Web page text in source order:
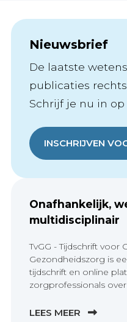
Nieuwsbrief
De laatste
publicaties
Schrijf je nu in
INSCHRIJVEN
Onafhankelijk,
multidisciplinair
TvGG - Tijdschrift voor
Gezondheidszorg is
tijdschrift en online
zorgprofessionals
LEES MEER